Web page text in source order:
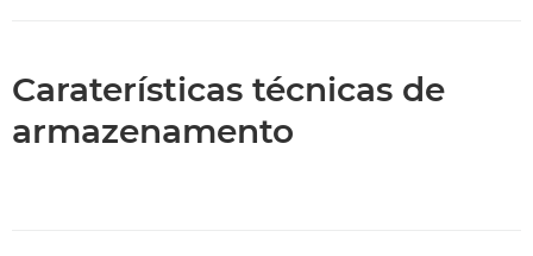
Caraterísticas técnicas de
armazenamento